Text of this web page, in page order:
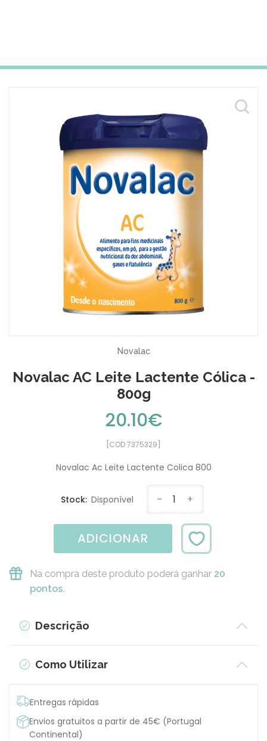
Novalac
Novalac AC Leite Lactente Cólica -
800g
20.10€
[COD 7375329]
Novalac Ac Leite Lactente Colica 800
Stock: Disponível - 1 +
ADICIONAR
Na compra deste produto poderá ganhar 20
pontos.
Descrição
Como Utilizar
Entregas rápidas
Envios gratuitos a partir de 45€ (Portugal
Continental)